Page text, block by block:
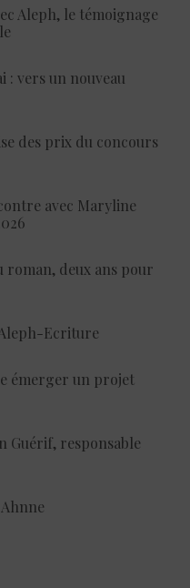
Aleph, le témoignage
: vers un nouveau
des prix du concours
avec Maryline
roman, deux ans pour
Ecriture
émerger un projet
Guérif, responsable